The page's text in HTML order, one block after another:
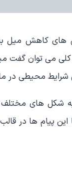
های کاهش میل
می توان گفت
محیطی در
شکل های مختلف
این پیام ها در